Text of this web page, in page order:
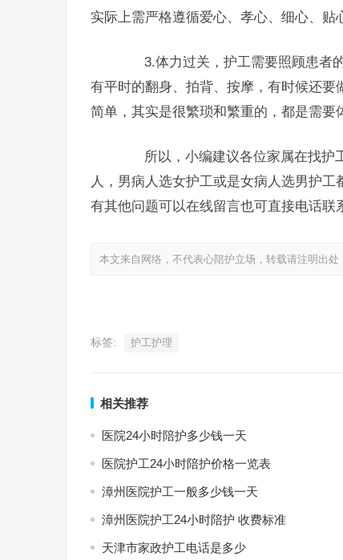
实际上需严格遵循爱心、孝心、细心、贴
3.体力过关，护工需要照顾患者的
有平时的翻身、拍背、按摩，有时候还
简单，其实是很繁琐和繁重的，都是需要
所以，小编建议各位家属在找护
人，男病人选女护工或是女病人选男护
有其他问题可以在线留言也可直接电话联
本文来自网络，不代表心陪护立场，转载请注明出
标签: 护工护理
相关推荐
医院24小时陪护多少钱一天
医院护工24小时陪护价格一览表
漳州医院护工一般多少钱一天
漳州医院护工24小时陪护 收费标准
天津市家政护工电话是多少